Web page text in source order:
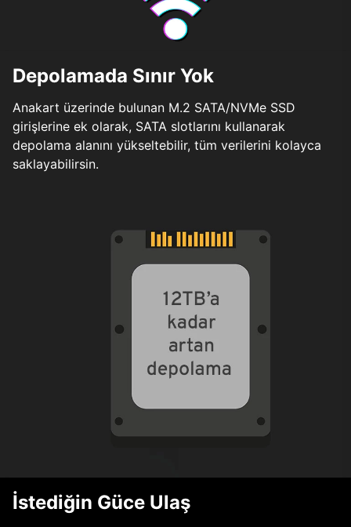
Depolamada Sınır Yok
Anakart üzerinde bulunan M.2 SATA/NVMe SSD
girişlerine ek olarak, SATA slotlarını kullanarak
depolama alanını yükseltebilir, tüm verilerini kolayca
saklayabilirsin.
İstediğin Güce Ulaş